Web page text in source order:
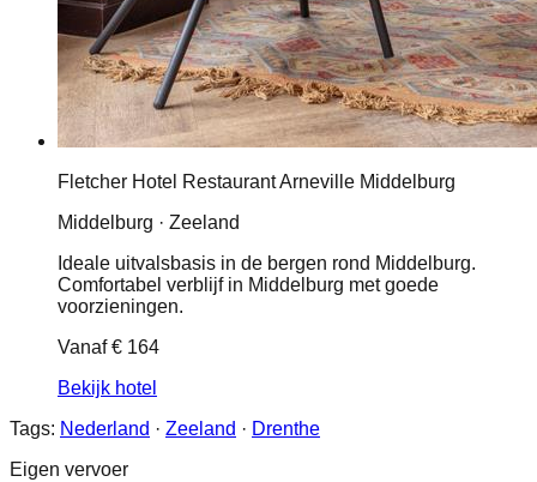
Fletcher Hotel Restaurant Arneville Middelburg
Middelburg · Zeeland
Ideale uitvalsbasis in de bergen rond Middelburg.
Comfortabel verblijf in Middelburg met goede
voorzieningen.
Vanaf€ 164
Bekijk hotel
Tags: Nederland · Zeeland · Drenthe
Eigen vervoer